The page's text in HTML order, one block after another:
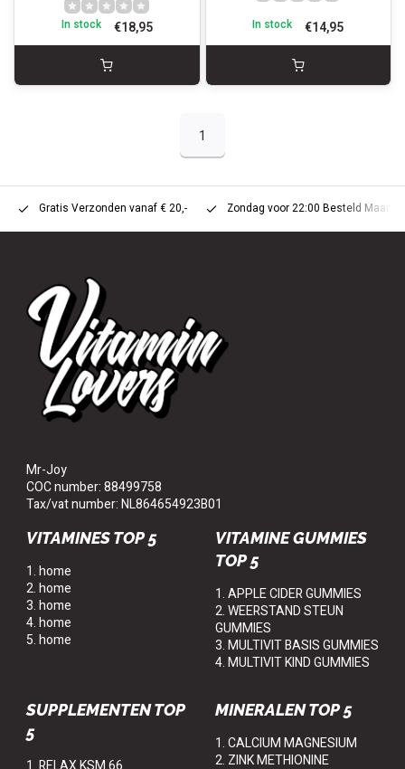
€18,95
In stock €14,95
In stock
1
Gratis Verzonden vanaf € 20,- Zondag voor 22:00 Besteld
Mr-Joy
COC number: 88499758
Tax/vat number: NL864654923B01
VITAMINES TOP 5
1. home
2. home
3. home
4. home
5. home
VITAMINE GUMMIES
TOP 5
1. APPLE CIDER GUMMIES
2. WEERSTAND STEUN
GUMMIES
3. MULTIVIT BASIS GUMMIES
4. MULTIVIT KIND GUMMIES
SUPPLEMENTEN TOP
5
MINERALEN TOP 5
1. CALCIUM MAGNESIUM
2. ZINK METHIONINE